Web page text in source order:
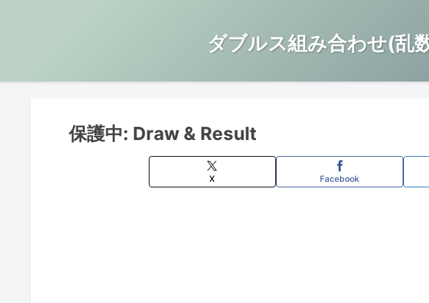
ダブルス組み合わせ(乱
保護中: Draw & Result
X Facebook